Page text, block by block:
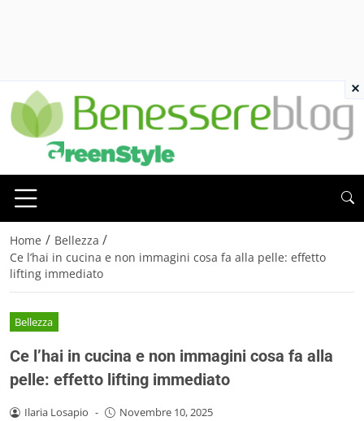
Home / Bellezza /
Ce l’hai in cucina e non immagini cosa fa alla pelle: effetto
lifting immediato
Bellezza
Ce l’hai in cucina e non immagini cosa fa alla
pelle: effetto lifting immediato
Ilaria Losapio - Novembre 10, 2025
×